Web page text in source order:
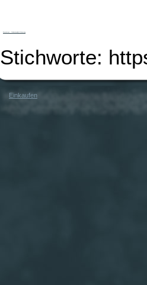
Stichworte:
Einkaufen